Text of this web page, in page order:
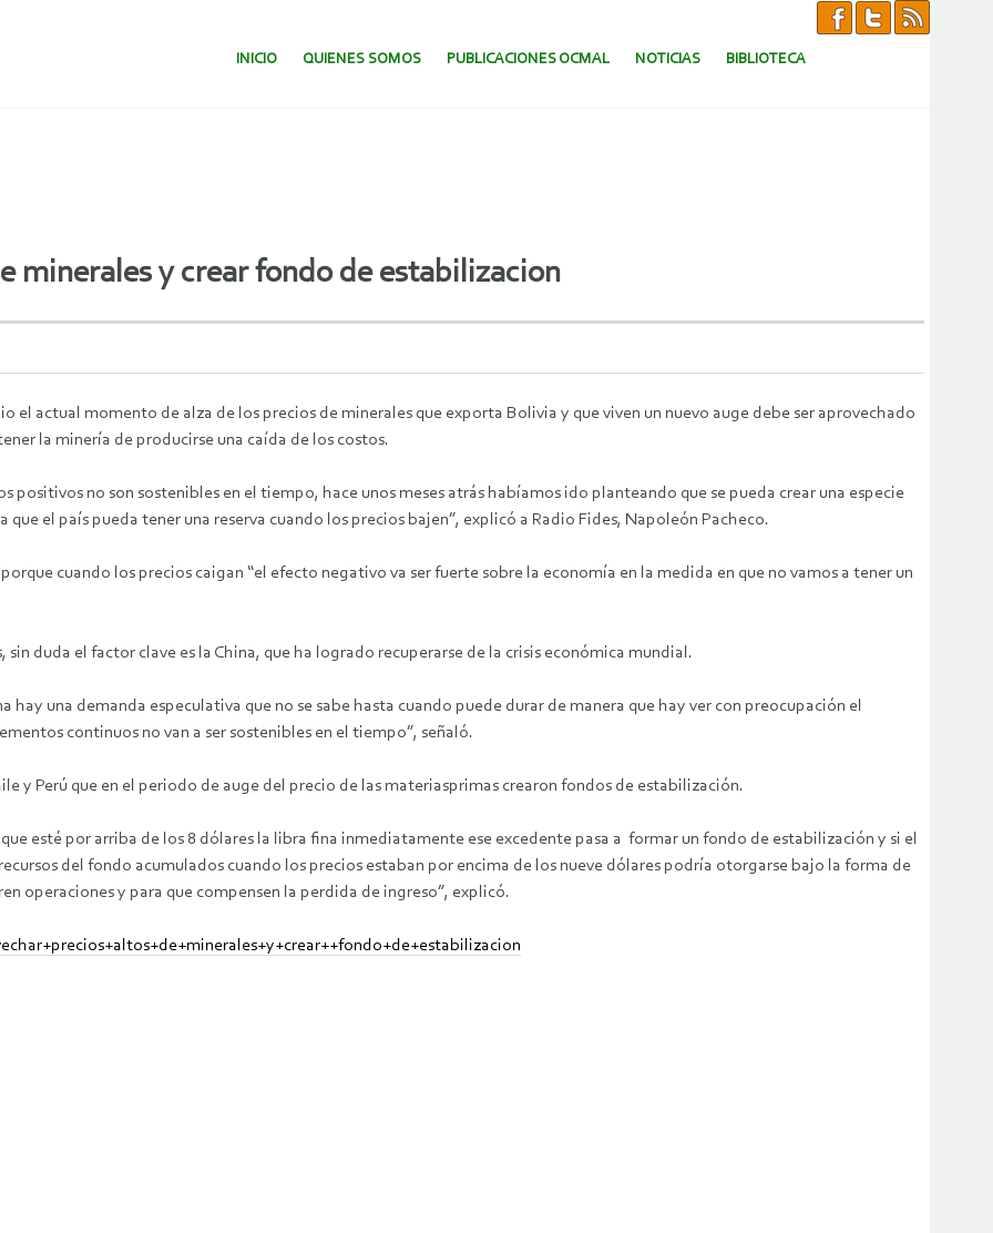
SALTAR AL CONTENIDO.
INICIO QUIENES SOMOS PUBLICACIONES OCMAL NOTICIAS BIBLIOTECA
minerales y crear fondo de estabilizacion
el actual momento de alza de los precios de minerales que exporta Bolivia y que viven un nuevo auge debe ser aprovechado
la minería de producirse una caída de los costos.
positivos no son sostenibles en el tiempo, hace unos meses atrás habíamos ido planteando que se pueda crear una especie
el país pueda tener una reserva cuando los precios bajen”, explicó a Radio Fides, Napoleón Pacheco.
cuando los precios caigan “el efecto negativo va ser fuerte sobre la economía en la medida en que no vamos a tener un
duda el factor clave es la China, que ha logrado recuperarse de la crisis económica mundial.
una demanda especulativa que no se sabe hasta cuando puede durar de manera que hay ver con preocupación el
continuos no van a ser sostenibles en el tiempo”, señaló.
y Perú que en el periodo de auge del precio de las materiasprimas crearon fondos de estabilización.
esté por arriba de los 8 dólares la libra fina inmediatamente ese excedente pasa a formar un fondo de estabilización y si el
del fondo acumulados cuando los precios estaban por encima de los nueve dólares podría otorgarse bajo la forma de
operaciones y para que compensen la perdida de ingreso”, explicó.